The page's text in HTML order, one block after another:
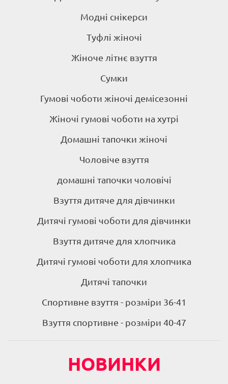
Модні снікерси
Туфлі жіночі
Жіноче літнє взуття
Сумки
Гумові чоботи жіночі демісезонні
Жіночі гумові чоботи на хутрі
Домашні тапочки жіночі
Чоловіче взуття
домашні тапочки чоловічі
Взуття дитяче для дівчинки
Дитячі гумові чоботи для дівчинки
Взуття дитяче для хлопчика
Дитячі гумові чоботи для хлопчика
Дитячі тапочки
Спортивне взуття - розміри 36-41
Взуття спортивне - розміри 40-47
НОВИНКИ